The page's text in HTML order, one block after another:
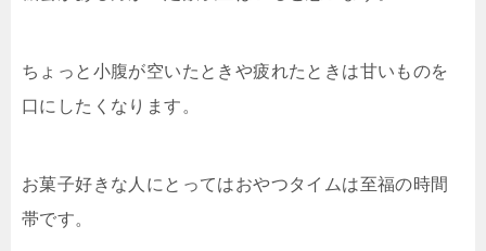
ちょっと小腹が空いたときや疲れたときは甘いものを
口にしたくなります。
お菓子好きな人にとってはおやつタイムは至福の時間
帯です。